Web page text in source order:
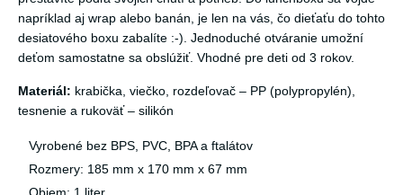
napríklad aj wrap alebo banán, je len na vás, čo dieťaťu do tohto
desiatového boxu zabalíte :-). Jednoduché otváranie umožní
deťom samostatne sa obslúžiť. Vhodné pre deti od 3 rokov.
Materiál: krabička, viečko, rozdeľovač – PP (polypropylén),
tesnenie a rukoväť – silikón
Vyrobené bez BPS, PVC, BPA a ftalátov
Rozmery: 185 mm x 170 mm x 67 mm